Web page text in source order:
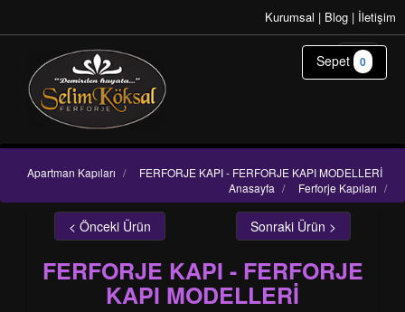
Kurumsal | Blog | İletişim
FERFORJE KAPI - FERFORJE KAPI MODELLERİ
Apartman Kapıları /
Ferforje Kapıları /
Anasayfa /
< Önceki Ürün Sonraki Ürün >
FERFORJE KAPI - FERFORJE
KAPI MODELLERİ
Sepet 0